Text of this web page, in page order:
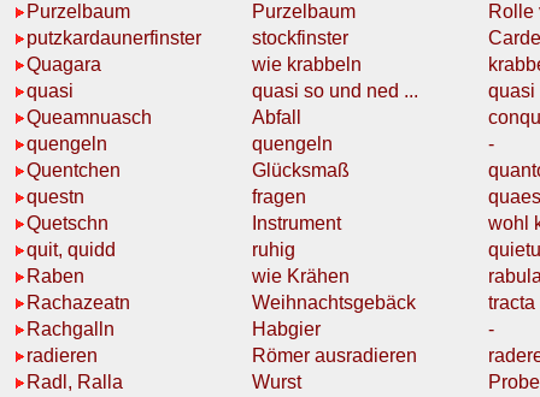
Purzelbaum
Purzelbaum
Rolle
putzkardaunerfinster
stockfinster
Quagara
wie krabbeln
quasi
quasi so und ned ...
quasi
Queamnuasch
Abfall
quengeln
quengeln
-
Quentchen
Glücksmaß
questn
fragen
Quetschn
Instrument
wohl
quit, quidd
ruhig
Raben
wie Krähen
Rachazeatn
Weihnachtsgebäck
tracta
Rachgalln
Habgier
-
radieren
Römer ausradieren
Radl, Ralla
Wurst
Probe